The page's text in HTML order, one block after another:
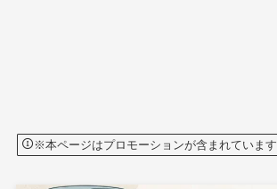
※本ページはプロモーションが含まれています